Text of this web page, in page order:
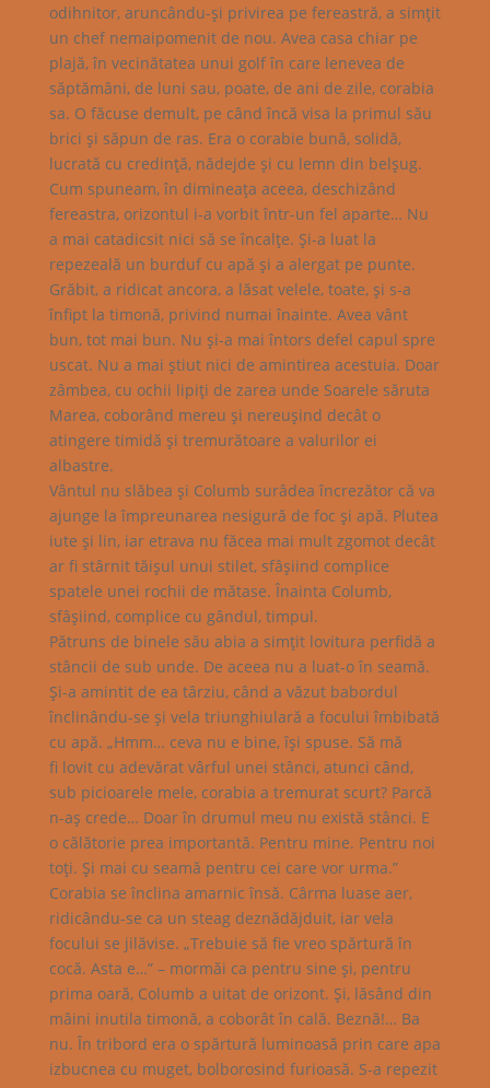
odihnitor, aruncându-şi privirea pe fereastră, a simţit
un chef nemaipomenit de nou. Avea casa chiar pe
plajă, în vecinătatea unui golf în care lenevea de
săptămâni, de luni sau, poate, de ani de zile, corabia
sa. O făcuse demult, pe când încă visa la primul său
brici şi săpun de ras. Era o corabie bună, solidă,
lucrată cu credinţă, nădejde şi cu lemn din belşug.
Cum spuneam, în dimineaţa aceea, deschizând
fereastra, orizontul i-a vorbit într-un fel aparte… Nu
a mai catadicsit nici să se încalţe. Şi-a luat la
repezeală un burduf cu apă şi a alergat pe punte.
Grăbit, a ridicat ancora, a lăsat velele, toate, şi s-a
înfipt la timonă, privind numai înainte. Avea vânt
bun, tot mai bun. Nu şi-a mai întors defel capul spre
uscat. Nu a mai ştiut nici de amintirea acestuia. Doar
zâmbea, cu ochii lipiţi de zarea unde Soarele săruta
Marea, coborând mereu şi nereuşind decât o
atingere timidă şi tremurătoare a valurilor ei
albastre.
Vântul nu slăbea şi Columb surâdea încrezător că va
ajunge la împreunarea nesigură de foc şi apă. Plutea
iute şi lin, iar etrava nu făcea mai mult zgomot decât
ar fi stârnit tăişul unui stilet, sfâşiind complice
spatele unei rochii de mătase. Înainta Columb,
sfâşiind, complice cu gândul, timpul.
Pătruns de binele său abia a simţit lovitura perfidă a
stâncii de sub unde. De aceea nu a luat-o în seamă.
Şi-a amintit de ea târziu, când a văzut babordul
înclinându-se şi vela triunghiulară a focului îmbibată
cu apă. „Hmm… ceva nu e bine, îşi spuse. Să mă
fi lovit cu adevărat vârful unei stânci, atunci când,
sub picioarele mele, corabia a tremurat scurt? Parcă
n-aş crede… Doar în drumul meu nu există stânci. E
o călătorie prea importantă. Pentru mine. Pentru noi
toţi. Şi mai cu seamă pentru cei care vor urma.”
Corabia se înclina amarnic însă. Cârma luase aer,
ridicându-se ca un steag deznădăjduit, iar vela
focului se jilăvise. „Trebuie să fie vreo spărtură în
cocă. Asta e…” – mormăi ca pentru sine şi, pentru
prima oară, Columb a uitat de orizont. Şi, lăsând din
mâini inutila timonă, a coborât în cală. Beznă!… Ba
nu. În tribord era o spărtură luminoasă prin care apa
izbucnea cu muget, bolborosind furioasă. S-a repezit